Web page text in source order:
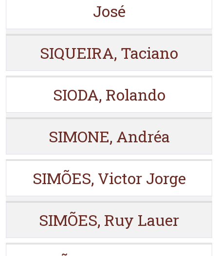
José
SIQUEIRA, Taciano
SIODA, Rolando
SIMONE, Andréa
SIMÕES, Victor Jorge
SIMÕES, Ruy Lauer